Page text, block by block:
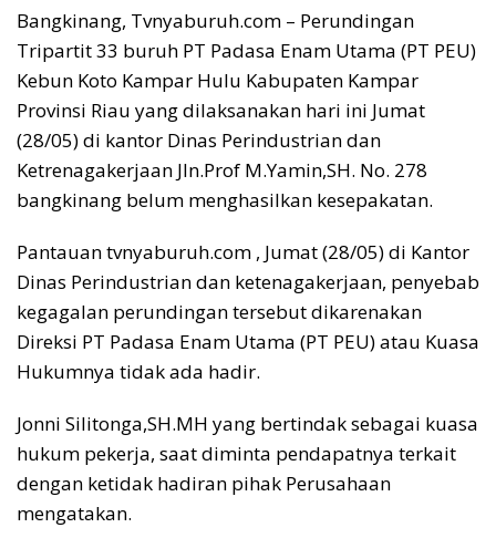
b
o
o
k
l s
A
p
p
er a
d
s
y
Li
n
k
Bangkinang, Tvnyaburuh.com – Perundingan
Tripartit 33 buruh PT Padasa Enam Utama (PT PEU)
Kebun Koto Kampar Hulu Kabupaten Kampar
Provinsi Riau yang dilaksanakan hari ini Jumat
(28/05) di kantor Dinas Perindustrian dan
Ketrenagakerjaan Jln.Prof M.Yamin,SH. No. 278
bangkinang belum menghasilkan kesepakatan.
Pantauan tvnyaburuh.com , Jumat (28/05) di Kantor
Dinas Perindustrian dan ketenagakerjaan, penyebab
kegagalan perundingan tersebut dikarenakan
Direksi PT Padasa Enam Utama (PT PEU) atau Kuasa
Hukumnya tidak ada hadir.
Jonni Silitonga,SH.MH yang bertindak sebagai kuasa
hukum pekerja, saat diminta pendapatnya terkait
dengan ketidak hadiran pihak Perusahaan
mengatakan.